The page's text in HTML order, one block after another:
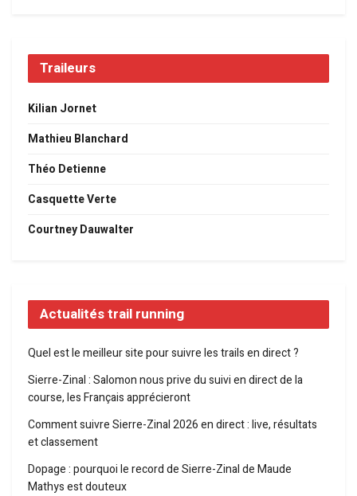
Traileurs
Kilian Jornet
Mathieu Blanchard
Théo Detienne
Casquette Verte
Courtney Dauwalter
Actualités trail running
Quel est le meilleur site pour suivre les trails en direct ?
Sierre-Zinal : Salomon nous prive du suivi en direct de la
course, les Français apprécieront
Comment suivre Sierre-Zinal 2026 en direct : live, résultats
et classement
Dopage : pourquoi le record de Sierre-Zinal de Maude
Mathys est douteux